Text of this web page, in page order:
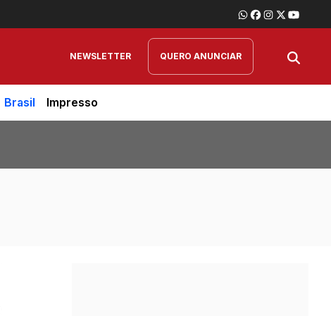
NEWSLETTER QUERO ANUNCIAR
Brasil Impresso